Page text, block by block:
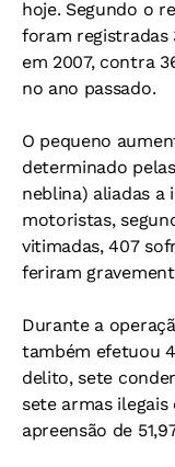
hoje. Segundo o
foram registradas
em 2007, contra
no ano passado.
O pequeno
determinado
neblina) aliadas a
motoristas,
vitimadas, 407
feriram
Durante a
também efetuou
delito, sete
sete armas ilegais
apreensão de